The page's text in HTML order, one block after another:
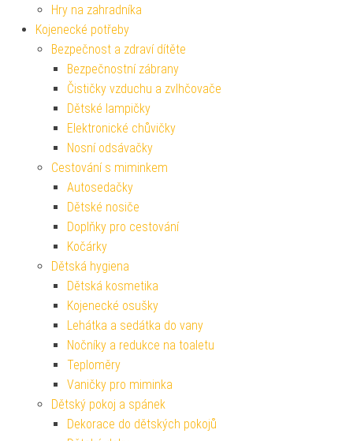
Hry na zahradníka
Kojenecké potřeby
Bezpečnost a zdraví dítěte
Bezpečnostní zábrany
Čističky vzduchu a zvlhčovače
Dětské lampičky
Elektronické chůvičky
Nosní odsávačky
Cestování s miminkem
Autosedačky
Dětské nosiče
Doplňky pro cestování
Kočárky
Dětská hygiena
Dětská kosmetika
Kojenecké osušky
Lehátka a sedátka do vany
Nočníky a redukce na toaletu
Teploměry
Vaničky pro miminka
Dětský pokoj a spánek
Dekorace do dětských pokojů